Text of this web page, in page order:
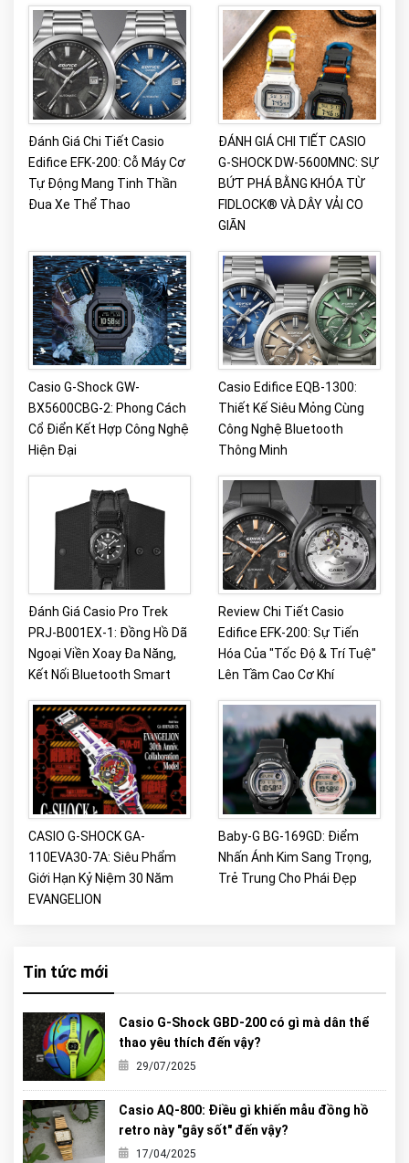
Đánh Giá Chi Tiết Casio
Edifice EFK-200: Cỗ Máy Cơ
Tự Động Mang Tinh Thần
Đua Xe Thể Thao
ĐÁNH GIÁ CHI TIẾT CASIO
G-SHOCK DW-5600MNC: SỰ
BỨT PHÁ BẰNG KHÓA TỪ
FIDLOCK® VÀ DÂY VẢI CO
GIÃN
Casio G-Shock GW-
BX5600CBG-2: Phong Cách
Cổ Điển Kết Hợp Công Nghệ
Hiện Đại
Casio Edifice EQB-1300:
Thiết Kế Siêu Mỏng Cùng
Công Nghệ Bluetooth
Thông Minh
Đánh Giá Casio Pro Trek
PRJ-B001EX-1: Đồng Hồ Dã
Ngoại Viền Xoay Đa Năng,
Kết Nối Bluetooth Smart
Review Chi Tiết Casio
Edifice EFK-200: Sự Tiến
Hóa Của "Tốc Độ & Trí Tuệ"
Lên Tầm Cao Cơ Khí
CASIO G-SHOCK GA-
110EVA30-7A: Siêu Phẩm
Giới Hạn Kỷ Niệm 30 Năm
EVANGELION
Baby-G BG-169GD: Điểm
Nhấn Ánh Kim Sang Trọng,
Trẻ Trung Cho Phái Đẹp
Tin tức mới
Casio G-Shock GBD-200 có gì mà dân thể
thao yêu thích đến vậy?
29/07/2025
Casio AQ-800: Điều gì khiến mẫu đồng hồ
retro này "gây sốt" đến vậy?
17/04/2025